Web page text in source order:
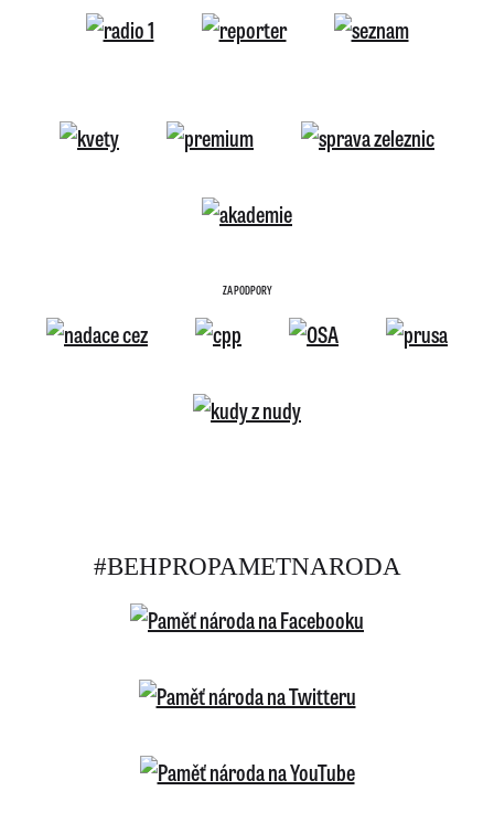
ZA PODPORY
#BEHPROPAMETNARODA